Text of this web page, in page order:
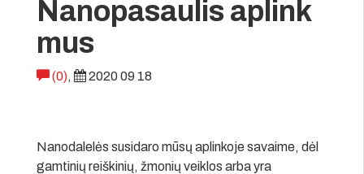
Nanopasaulis aplink
mus
(0), 2020 09 18
Nanodalelės susidaro mūsų aplinkoje savaime, dėl
gamtinių reiškinių, žmonių veiklos arba yra